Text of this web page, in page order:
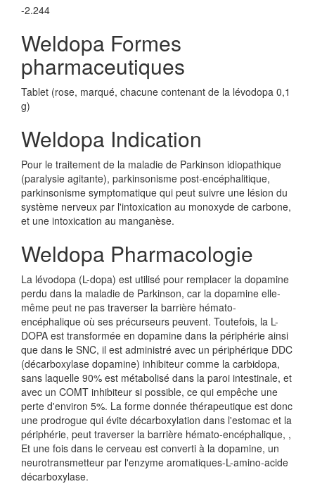
-2.244
Weldopa Formes
pharmaceutiques
Tablet (rose, marqué, chacune contenant de la lévodopa 0,1
g)
Weldopa Indication
Pour le traitement de la maladie de Parkinson idiopathique
(paralysie agitante), parkinsonisme post-encéphalitique,
parkinsonisme symptomatique qui peut suivre une lésion du
système nerveux par l'intoxication au monoxyde de carbone,
et une intoxication au manganèse.
Weldopa Pharmacologie
La lévodopa (L-dopa) est utilisé pour remplacer la dopamine
perdu dans la maladie de Parkinson, car la dopamine elle-
même peut ne pas traverser la barrière hémato-
encéphalique où ses précurseurs peuvent. Toutefois, la L-
DOPA est transformée en dopamine dans la périphérie ainsi
que dans le SNC, il est administré avec un périphérique DDC
(décarboxylase dopamine) inhibiteur comme la carbidopa,
sans laquelle 90% est métabolisé dans la paroi intestinale, et
avec un COMT inhibiteur si possible, ce qui empêche une
perte d'environ 5%. La forme donnée thérapeutique est donc
une prodrogue qui évite décarboxylation dans l'estomac et la
périphérie, peut traverser la barrière hémato-encéphalique, ,
Et une fois dans le cerveau est converti à la dopamine, un
neurotransmetteur par l'enzyme aromatiques-L-amino-acide
décarboxylase.